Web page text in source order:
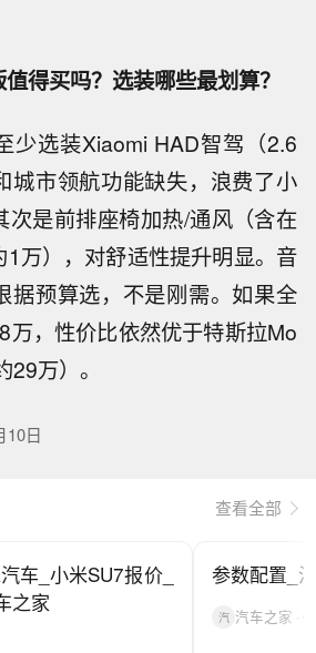
得买吗？选装哪些最划算？
少选装Xiaomi HAD智驾（2.6
城市领航功能缺失，浪费了小
次是前排座椅加热/通风（含在
万），对舒适性提升明显。音
据预算选，不是刚需。如果全
万，性价比依然优于特斯拉Mo
万）。
10日
查看全部
车_小米SU7报价_
之家
参数配置_
汽 汽车之家 ·